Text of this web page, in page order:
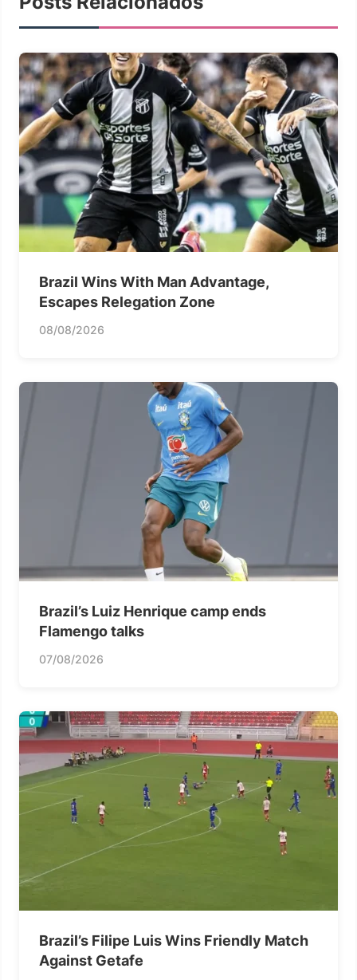
Brazil Wins With Man Advantage,
Escapes Relegation Zone
08/08/2026
Brazil’s Luiz Henrique camp ends
Flamengo talks
07/08/2026
Brazil’s Filipe Luis Wins Friendly Match
Against Getafe